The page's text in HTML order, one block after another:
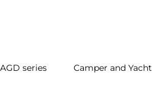
series Camper and Yacht